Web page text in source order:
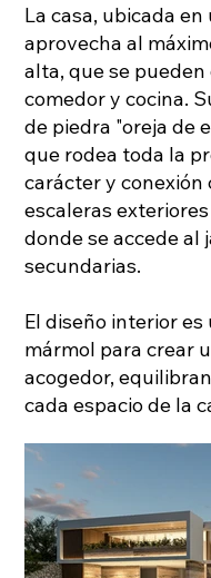
La casa, ubicada
aprovecha al
alta, que se
comedor y cocina.
de piedra "oreja de
que rodea toda la
carácter y
escaleras
donde se accede al
secundarias.
El diseño interior
mármol para crear
acogedor,
cada espacio de la